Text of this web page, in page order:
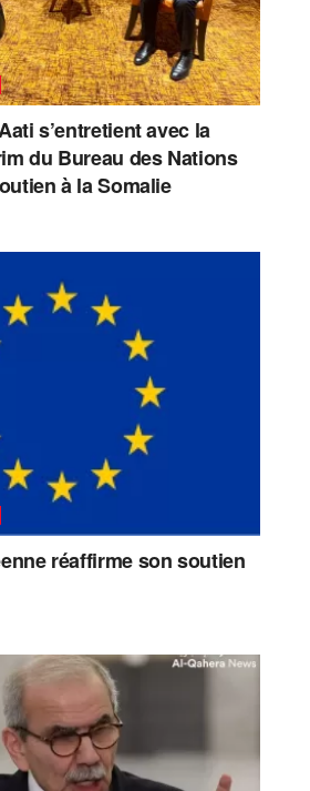
s’entretient avec la
du Bureau des Nations
à la Somalie
réaffirme son soutien